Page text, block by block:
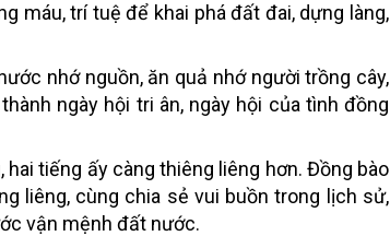
máu, trí tuệ để khai phá đất đai, dựng làng,
nhớ nguồn, ăn quả nhớ người trồng cây,
ngày hội tri ân, ngày hội của tình đồng
tiếng ấy càng thiêng liêng hơn. Đồng bào
liêng, cùng chia sẻ vui buồn trong lịch sử,
vận mệnh đất nước.